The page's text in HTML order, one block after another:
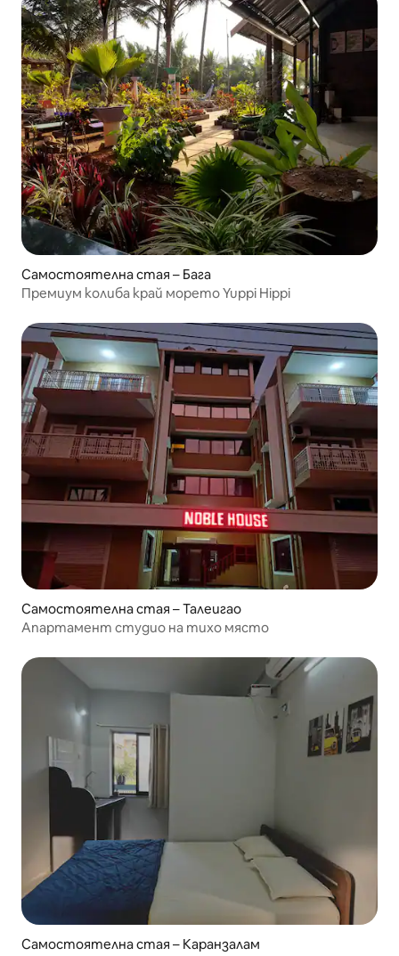
Самостоятелна стая – Бага
Премиум колиба край морето Yuppi Hippi
Самостоятелна стая – Талеигао
Апартамент студио на тихо място
Самостоятелна стая – Каранзалам